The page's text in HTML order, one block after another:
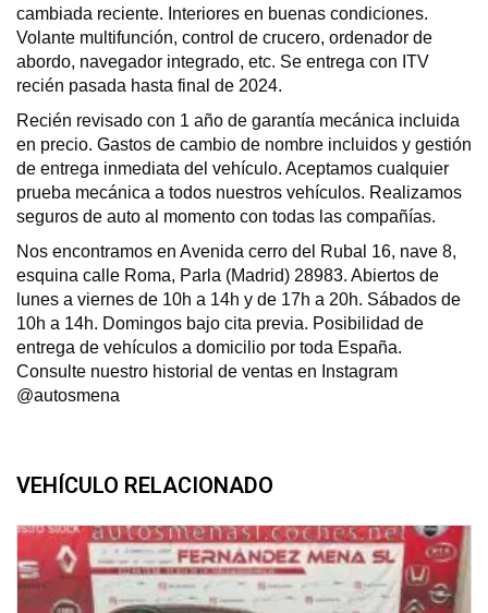
cambiada reciente. Interiores en buenas condiciones.
Volante multifunción, control de crucero, ordenador de
abordo, navegador integrado, etc. Se entrega con ITV
recién pasada hasta final de 2024.
Recién revisado con 1 año de garantía mecánica incluida
en precio. Gastos de cambio de nombre incluidos y gestión
de entrega inmediata del vehículo. Aceptamos cualquier
prueba mecánica a todos nuestros vehículos. Realizamos
seguros de auto al momento con todas las compañías.
Nos encontramos en Avenida cerro del Rubal 16, nave 8,
esquina calle Roma, Parla (Madrid) 28983. Abiertos de
lunes a viernes de 10h a 14h y de 17h a 20h. Sábados de
10h a 14h. Domingos bajo cita previa. Posibilidad de
entrega de vehículos a domicilio por toda España.
Consulte nuestro historial de ventas en Instagram
@autosmena
VEHÍCULO RELACIONADO